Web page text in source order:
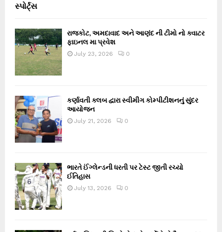
સ્પોર્ટ્સ
રાજકોટ, અમદાવાદ અને આણંદ ની ટીમો નો ક્વાટર
ફાઇનલ મા પ્રવેશ
July 23, 2026 0
કર્ણાવતી ક્લબ દ્વારા સ્વીમીંગ કોમ્પીટીશનનું સુંદર
આયોજન
July 21, 2026 0
ભારતે ઈંગ્લેન્ડની ધરતી પર ટેસ્ટ જીતી રચ્યો
ઈતિહાસ
July 13, 2026 0